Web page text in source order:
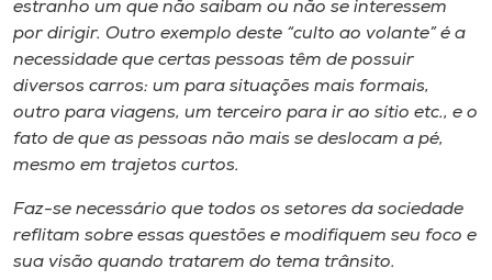
Selecione
o idioma
A-
estranho um que não saibam ou não se interessem
por dirigir. Outro exemplo deste “culto ao volante” é a
necessidade que certas pessoas têm de possuir
diversos carros: um para situações mais formais,
outro para viagens, um terceiro para ir ao sítio etc., e o
fato de que as pessoas não mais se deslocam a pé,
mesmo em trajetos curtos.
Faz-se necessário que todos os setores da sociedade
reflitam sobre essas questões e modifiquem seu foco e
sua visão quando tratarem do tema trânsito.